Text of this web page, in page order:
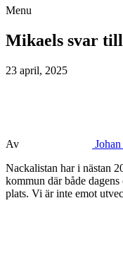
Menu
Mikaels svar
23 april, 2025
Av
Nackalistan har i nästan
kommun där både
plats. Vi är inte emot